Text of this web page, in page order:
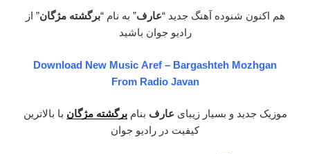
هم اکنون شنوده آهنگ جدید “عارف” به نام “برگشته مژگان” از
رادیو جوان باشید
Download New Music Aref – Bargashteh Mozhgan
From Radio Javan
موزیک جدید و بسیار زیبای عارف بنامبرگشته مژگان با بالاترین
کیفیت در رادیو جوان